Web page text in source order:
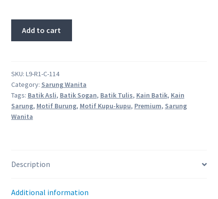
Kain
Batik
Sarung
Wanita
quantity
Add to cart
SKU: L9-R1-C-114
Category: Sarung Wanita
Tags: Batik Asli, Batik Sogan, Batik Tulis, Kain Batik, Kain
Sarung, Motif Burung, Motif Kupu-kupu, Premium, Sarung
Wanita
Description
Additional information